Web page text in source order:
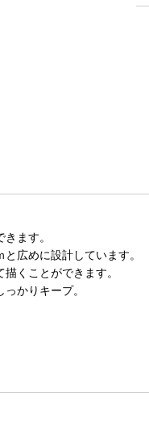
ます。
広めに設計しています。
くことができます。
かりキープ。